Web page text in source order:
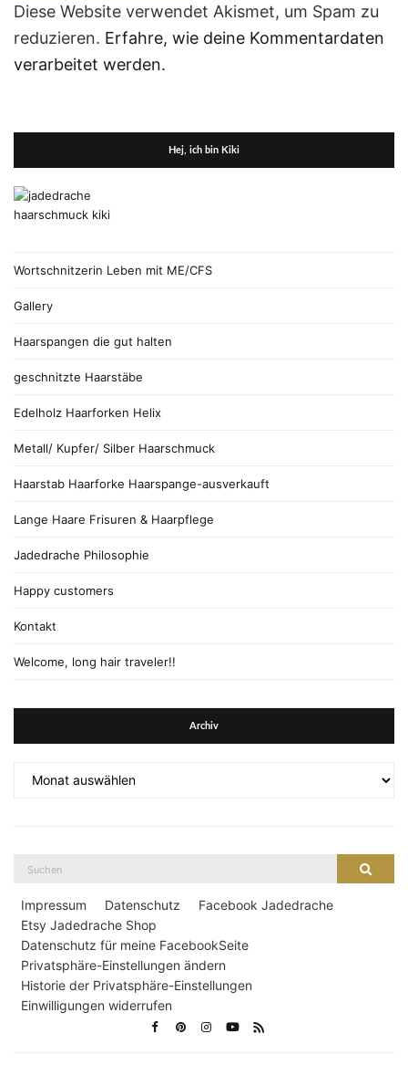
Diese Website verwendet Akismet, um Spam zu
reduzieren. Erfahre, wie deine Kommentardaten
verarbeitet werden.
Hej, ich bin Kiki
Wortschnitzerin Leben mit ME/CFS
Gallery
Haarspangen die gut halten
geschnitzte Haarstäbe
Edelholz Haarforken Helix
Metall/ Kupfer/ Silber Haarschmuck
Haarstab Haarforke Haarspange-ausverkauft
Lange Haare Frisuren & Haarpflege
Jadedrache Philosophie
Happy customers
Kontakt
Welcome, long hair traveler!!
Archiv
Impressum Datenschutz
Facebook Jadedrache
Etsy Jadedrache Shop
Datenschutz für meine FacebookSeite
Privatsphäre-Einstellungen ändern
Historie der Privatsphäre-Einstellungen
Einwilligungen widerrufen